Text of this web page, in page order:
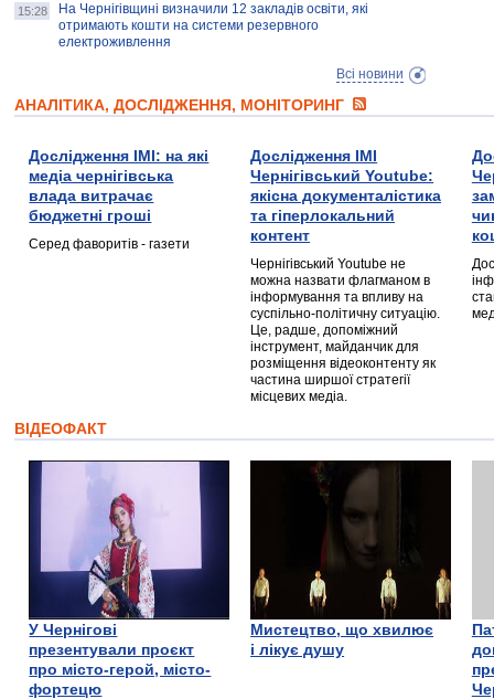
15:28
На Чернігівщині визначили 12 закладів освіти, які
отримають кошти на системи резервного
електроживлення
Всі новини
АНАЛІТИКА, ДОСЛІДЖЕННЯ, МОНІТОРИНГ
Дослідження ІМІ: на які
медіа чернігівська
влада витрачає
бюджетні гроші
Серед фаворитів - газети
Дослідження ІМІ
Чернігівський Youtube:
якісна документалістика
та гіперлокальний
контент
Чернігівський Youtube не
можна назвати флагманом в
інформування та впливу на
суспільно-політичну ситуацію.
Це, радше, допоміжний
інструмент, майданчик для
розміщення відеоконтенту як
частина ширшої стратегії
місцевих медіа.
ВІДЕОФАКТ
У Чернігові
презентували проєкт
про місто-герой, місто-
фортецю
Мистецтво, що хвилює
і лікує душу